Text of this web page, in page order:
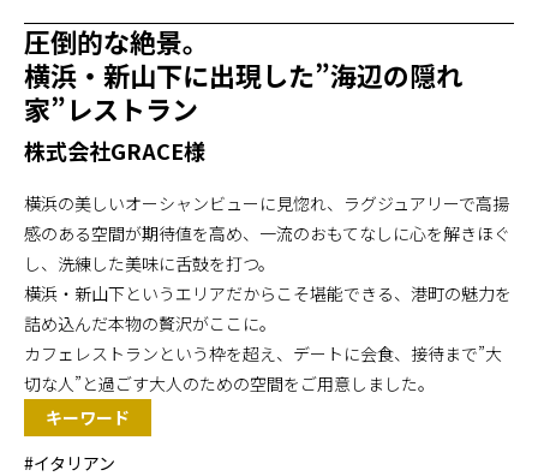
採用情報会社概要
圧倒的な絶景。
横浜・新山下に出現した”海辺の隠れ
家”レストラン
株式会社GRACE様
横浜の美しいオーシャンビューに見惚れ、ラグジュアリーで高揚
感のある空間が期待値を高め、一流のおもてなしに心を解きほぐ
し、洗練した美味に舌鼓を打つ。
横浜・新山下というエリアだからこそ堪能できる、港町の魅力を
詰め込んだ本物の贅沢がここに。
カフェレストランという枠を超え、デートに会食、接待まで”大
切な人”と過ごす大人のための空間をご用意しました。
キーワード
#イタリアン